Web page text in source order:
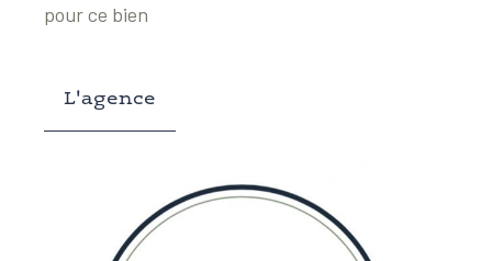
pour ce bien
L'agence